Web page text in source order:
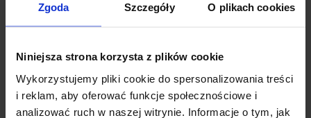
Zgoda Szczegóły O plikach cookies
Niniejsza strona korzysta z plików cookie
Wykorzystujemy pliki cookie do spersonalizowania treści
i reklam, aby oferować funkcje społecznościowe i
analizować ruch w naszej witrynie. Informacje o tym, jak